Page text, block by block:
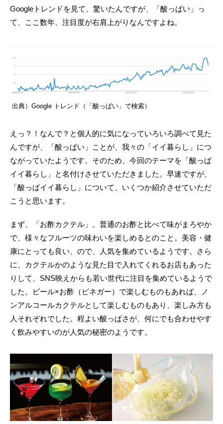
Googleトレンドを見て、驚いたんですが、「酸っぱい」っ
て、ここ数年、注目度が右肩上がりなんですよね。
出典）Google トレンド（「酸っぱい」で検索）
えっ？！なんで？と個人的に気になっていろいろ調べて見た
んですが、「酸っぱい」ことが、我々の「イイ暮らし」につ
ながっていたようです。そのため、今回のテーマを「酸っぱ
イイ暮らし」と名付けさせていただきました。早速ですが、
「酸っぱイイ暮らし」について、いくつか紹介させていただ
こうと思います。
まず、「お酢カクテル」。普通のお酢と比べて味がまろやか
で、様々なフルーツの味わいを楽しめるとのこと。美容・健
康にとっても良い、ので、人気を集めているようです。さら
に、カクテルかのような見た目で入れてくれるお店もあった
りして、SNS映えからも若い世代に注目を集めているようで
した。ビール×お酢（ビネガー）で楽しむものもあれば、ノ
ンアルコールカクテルとして楽しむものもあり、楽しみ方も
人それぞれでした。程よい酸っぱさが、何にでも合わせやす
く飲みやすいのが人気の秘密のようです。